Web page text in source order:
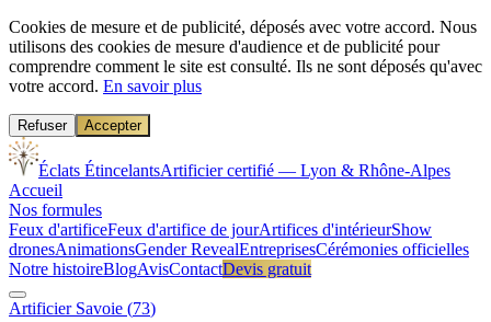
Cookies de mesure et de publicité, déposés avec votre accord. Nous
utilisons des cookies de mesure d'audience et de publicité pour
comprendre comment le site est consulté. Ils ne sont déposés qu'avec
votre accord. En savoir plus
Refuser Accepter
Éclats ÉtincelantsArtificier certifié — Lyon & Rhône-Alpes
Accueil
Nos formules
Feux d'artificeFeux d'artifice de jourArtifices d'intérieurShow
dronesAnimationsGender RevealEntreprisesCérémonies officielles
Notre histoireBlogAvisContactDevis gratuit
Artificier Savoie (73)